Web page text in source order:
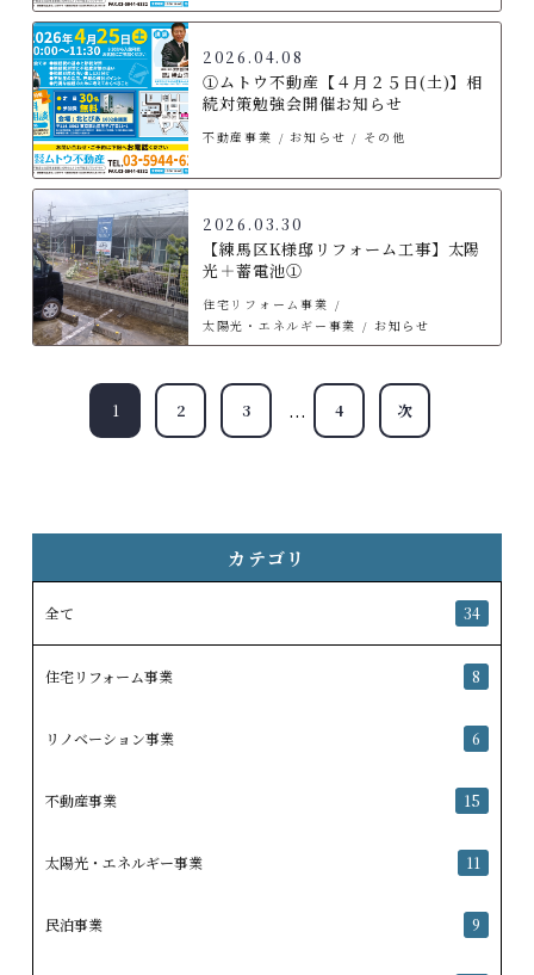
2026.04.08
①ムトウ不動産【４月２５日(土)】相
続対策勉強会開催お知らせ
不動産事業 お知らせ その他
2026.03.30
【練馬区K様邸リフォーム工事】太陽
光＋蓄電池①
住宅リフォーム事業
太陽光・エネルギー事業
お知らせ
1 2 3 ... 4 次
カテゴリ
全て 34
住宅リフォーム事業 8
リノベーション事業 6
不動産事業 15
太陽光・エネルギー事業 11
民泊事業 9